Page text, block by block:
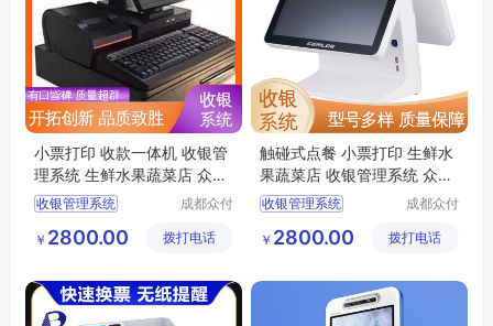
小票打印 收款一体机 收银管
理系统 生鲜水果蔬菜店 众付
天下
收银管理系统
点餐收银系统
智能收银系统
成都众付
有限公司
￥ 2800.00 拨打电话
触碰式点餐 小票打印 生鲜水
果蔬菜店 收银管理系统 众付
天下
收银管理系统
会员收银系统
收银系统
成都众付
有限公司
￥ 2800.00 拨打电话